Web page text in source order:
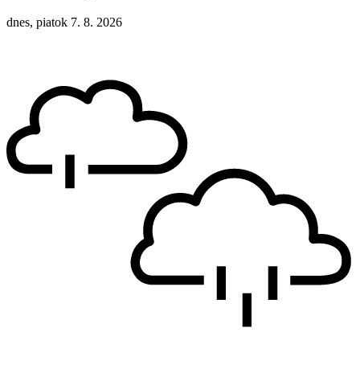
dnes, piatok 7. 8. 2026